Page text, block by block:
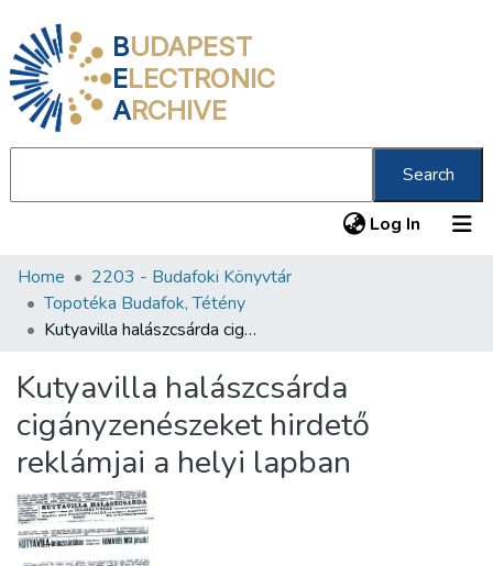
BUDAPEST
ELECTRONIC
ARCHIVE
Search
Log In (current)
Communities & Collections
All of DSpace
About us
Home
2203 - Budafoki Könyvtár
Topotéka Budafok, Tétény
Kutyavilla halászcsárda cigányzenészeket hirdető reklámjai a helyi lapban
Kutyavilla halászcsárda
cigányzenészeket hirdető
reklámjai a helyi lapban